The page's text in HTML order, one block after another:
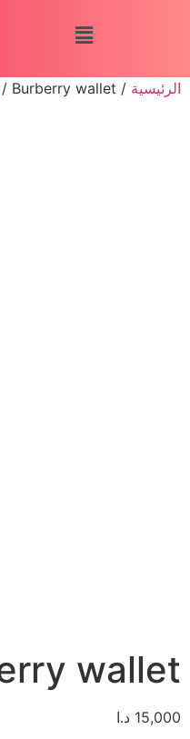
الرئيسية /
/ Burberry wallet
wallet
15,000 د.ا